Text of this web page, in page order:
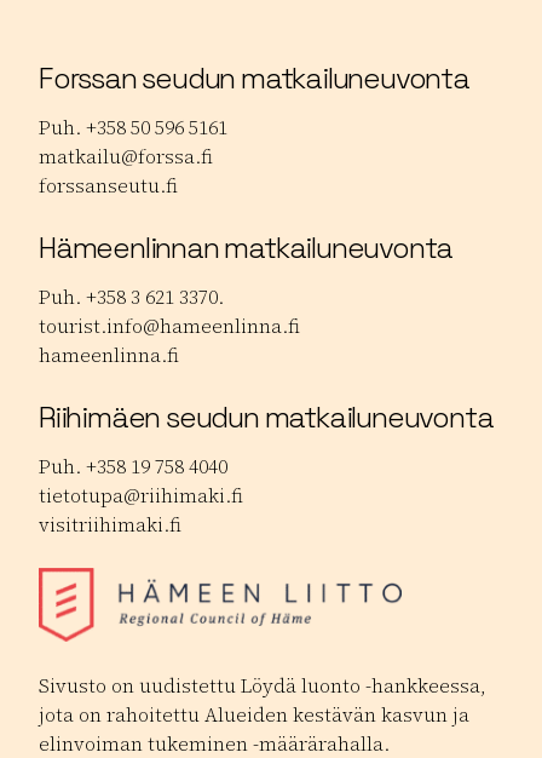
Forssan seudun matkailuneuvonta
Puh. +358 50 596 5161
matkailu@forssa.fi
forssanseutu.fi
Hämeenlinnan matkailuneuvonta
Puh. +358 3 621 3370.
tourist.info@hameenlinna.fi
hameenlinna.fi
Riihimäen seudun matkailuneuvonta
Puh. +358 19 758 4040
tietotupa@riihimaki.fi
visitriihimaki.fi
Sivusto on uudistettu Löydä luonto -hankkeessa,
jota on rahoitettu Alueiden kestävän kasvun ja
elinvoiman tukeminen -määrärahalla.